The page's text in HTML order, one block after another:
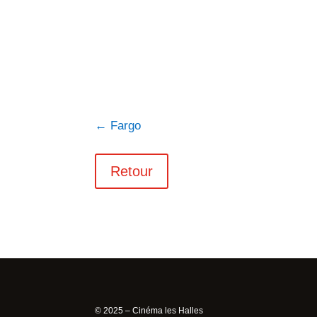
← Fargo
Retour
© 2025 – Cinéma les Halles